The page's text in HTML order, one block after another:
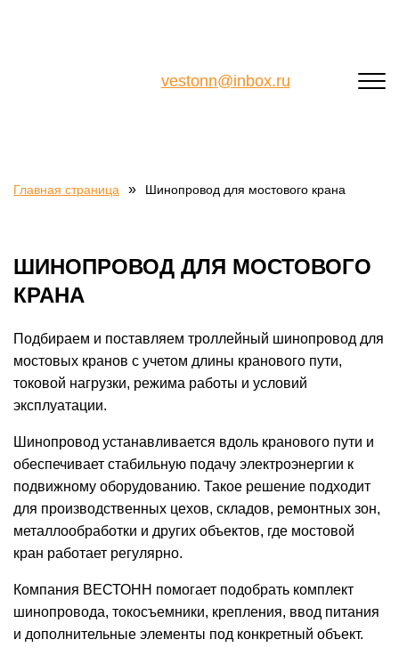
vestonn@inbox.ru
Главная страница » Шинопровод для мостового крана
ШИНОПРОВОД ДЛЯ МОСТОВОГО
КРАНА
Подбираем и поставляем троллейный шинопровод для
мостовых кранов с учетом длины кранового пути,
токовой нагрузки, режима работы и условий
эксплуатации.
Шинопровод устанавливается вдоль кранового пути и
обеспечивает стабильную подачу электроэнергии к
подвижному оборудованию. Такое решение подходит
для производственных цехов, складов, ремонтных зон,
металлообработки и других объектов, где мостовой
кран работает регулярно.
Компания ВЕСТОНН помогает подобрать комплект
шинопровода, токосъемники, крепления, ввод питания
и дополнительные элементы под конкретный объект.